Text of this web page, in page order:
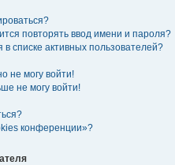
повторять ввод имени и пароля?
списке активных пользователей?
не могу войти!
не могу войти!
конференции»?